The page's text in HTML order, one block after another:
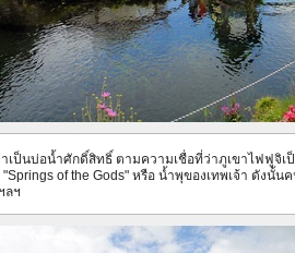
เป็นบ่อน้ำศักดิ์สิทธิ์ ตามความเชื่อที่ว่าภูเขาไฟฟูจิเ
of the Gods" หรือ น้ำพุของเทพเจ้า ดัง
ลฯ